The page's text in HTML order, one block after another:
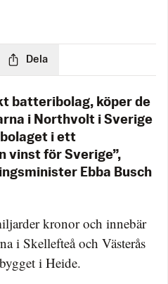
Dela
batteribolag, köper de
i Northvolt i Sverige
i ett
vinst för Sverige”,
Ebba Busch
kronor och innebär
i Skellefteå och Västerås
i Heide.